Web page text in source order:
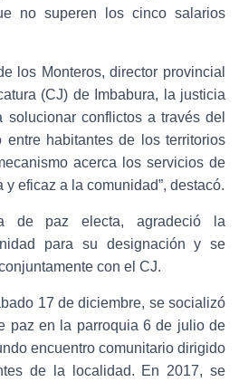
no superen los cinco salarios
los Monteros, director provincial
(CJ) de Imbabura, la justicia
conflictos a través del
habitantes de los territorios
acerca los servicios de
y eficaz a la comunidad”, destacó.
de paz electa, agradeció la
para su designación y se
con el CJ.
17 de diciembre, se socializó
paz en la parroquia 6 de julio de
encuentro comunitario dirigido
de la localidad. En 2017, se